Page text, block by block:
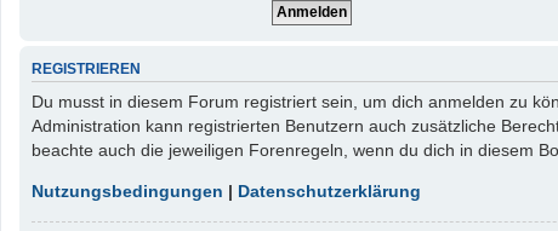
REGISTRIEREN
Du musst in diesem Forum registriert sein, um dich anmelden zu
Administration kann registrierten Benutzern auch zusätzliche
beachte auch die jeweiligen Forenregeln, wenn du dich in diesem
Nutzungsbedingungen | Datenschutzerklärung